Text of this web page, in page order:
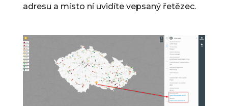
adresu a místo ní uvidíte vepsaný řetězec.